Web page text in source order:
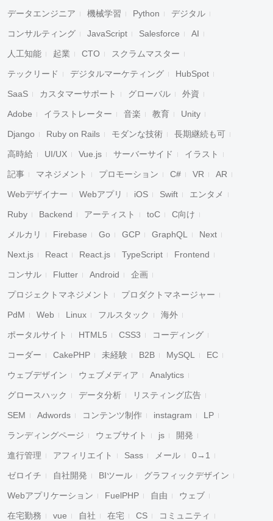
データエンジニア 機械学習 Python デジタル
コンサルティング JavaScript Salesforce AI
人工知能 起業 CTO スクラムマスター
テックリード デジタルマーケティング HubSpot
SaaS カスタマーサポート グローバル 外資
Adobe イラストレーター 音楽 教育 Unity
Django Ruby on Rails モダンな技術 長期継続も可
高時給 UI/UX Vue.js サーバーサイド イラスト
記事 マネジメント プロモーション C# VR AR
Webデザイナー Webアプリ iOS Swift エンタメ
Ruby Backend アーティスト toC C向け
メルカリ Firebase Go GCP GraphQL Next
Next.js React React.js TypeScript Frontend
コンサル Flutter Android 企画
プロジェクトマネジメント プロダクトマネージャー
PdM Web Linux フルスタック 海外
ポータルサイト HTML5 CSS3 コーディング
コーダー CakePHP 未経験 B2B MySQL EC
ウェブデザイン ウェブメディア Analytics
グロースハック データ分析 リスティング広告
SEM Adwords コンテンツ制作 instagram LP
ランディングページ ウェブサイト js 開発
進行管理 アフィリエイト Sass メール 0→1
ゼロイチ 自社開発 BIツール グラフィックデザイン
Webアプリケーション FuelPHP 自由 ウェブ
在宅勤務 vue 自社 在宅 CS コミュニティ